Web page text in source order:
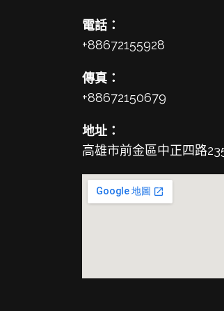
電話：
+88672155928
傳真：
+88672150679
地址：
高雄市前金區中正四路